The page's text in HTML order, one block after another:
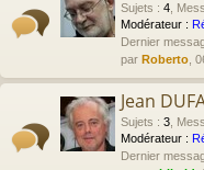
Sujets : 4
Modérateur :
Dernier
par Roberto ,
Jean
Sujets : 3
Modérateur :
Dernier